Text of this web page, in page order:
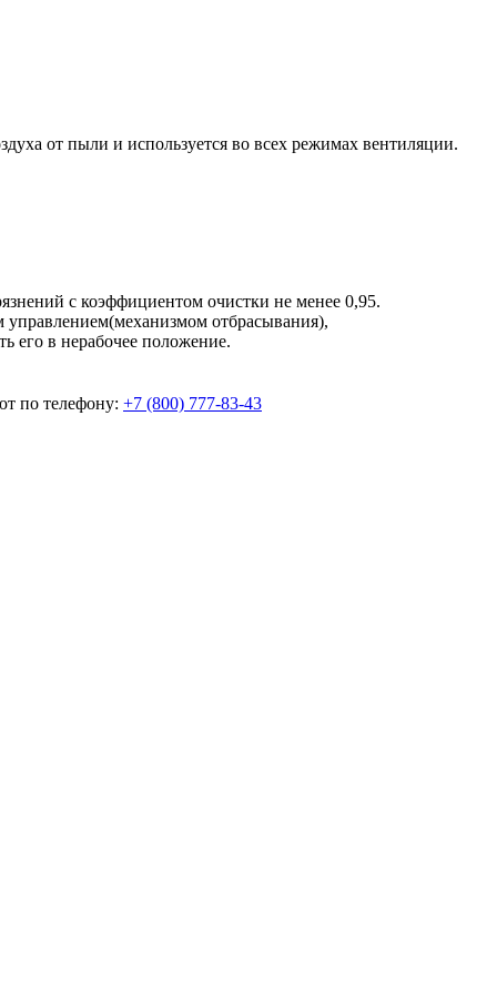
от пыли и используется во всех режимах вентиляции.
с коэффициентом очистки не менее 0,95.
отбрасывания),
его в нерабочее положение.
по телефону: +7 (800) 777-83-43